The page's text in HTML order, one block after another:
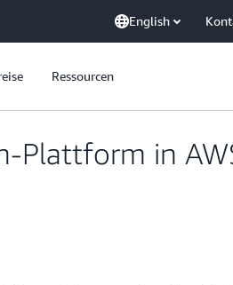
English
Ressourcen
Plattform in